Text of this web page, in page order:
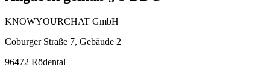
KNOWYOURCHAT GmbH
Coburger Straße 7, Gebäude 2
96472 Rödental